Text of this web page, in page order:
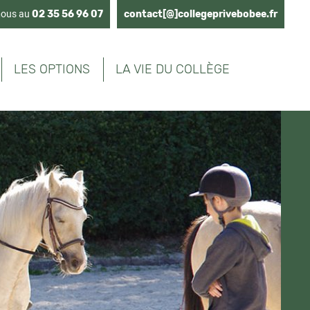
contact[@]collegeprivebobee.fr
au 02 35 56 96 07
LES OPTIONS LA VIE DU COLLÈGE